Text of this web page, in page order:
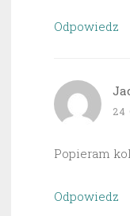
Odpowiedz
24
Popieram
Odpowiedz